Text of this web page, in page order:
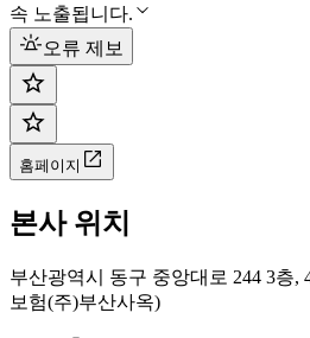
속 노출됩니다.
오류 제보
홈페이지
본사 위치
부산광역시 동구 중앙대로 244 3층,
보험(주)부산사옥)